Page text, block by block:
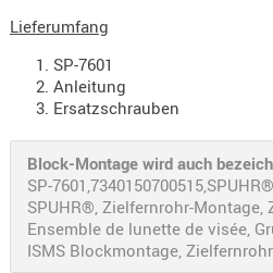
Lieferumfang
SP-7601
Anleitung
Ersatzschrauben
Block-Montage wird auch
SP-
SPUHR®, Zielfernrohr-Montage,
Ensemble de lunette de visée,
ISMS Blockmontage,